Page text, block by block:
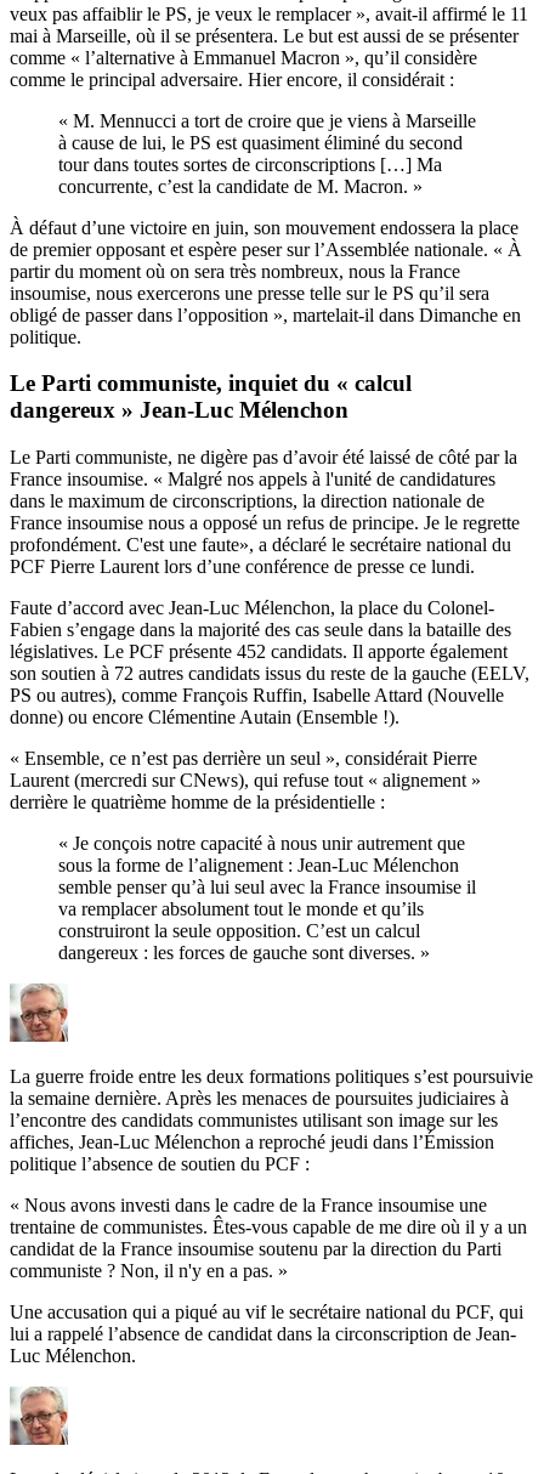
veux pas affaiblir le PS, je veux le remplacer », avait-il affirmé le 11
mai à Marseille, où il se présentera. Le but est aussi de se présenter
comme « l’alternative à Emmanuel Macron », qu’il considère
comme le principal adversaire. Hier encore, il considérait :
« M. Mennucci a tort de croire que je viens à Marseille
à cause de lui, le PS est quasiment éliminé du second
tour dans toutes sortes de circonscriptions […] Ma
concurrente, c’est la candidate de M. Macron. »
À défaut d’une victoire en juin, son mouvement endossera la place
de premier opposant et espère peser sur l’Assemblée nationale. « À
partir du moment où on sera très nombreux, nous la France
insoumise, nous exercerons une presse telle sur le PS qu’il sera
obligé de passer dans l’opposition », martelait-il dans Dimanche en
politique.
Le Parti communiste, inquiet du « calcul
dangereux » Jean-Luc Mélenchon
Le Parti communiste, ne digère pas d’avoir été laissé de côté par la
France insoumise. « Malgré nos appels à l'unité de candidatures
dans le maximum de circonscriptions, la direction nationale de
France insoumise nous a opposé un refus de principe. Je le regrette
profondément. C'est une faute», a déclaré le secrétaire national du
PCF Pierre Laurent lors d’une conférence de presse ce lundi.
Faute d’accord avec Jean-Luc Mélenchon, la place du Colonel-
Fabien s’engage dans la majorité des cas seule dans la bataille des
législatives. Le PCF présente 452 candidats. Il apporte également
son soutien à 72 autres candidats issus du reste de la gauche (EELV,
PS ou autres), comme François Ruffin, Isabelle Attard (Nouvelle
donne) ou encore Clémentine Autain (Ensemble !).
« Ensemble, ce n’est pas derrière un seul », considérait Pierre
Laurent (mercredi sur CNews), qui refuse tout « alignement »
derrière le quatrième homme de la présidentielle :
« Je conçois notre capacité à nous unir autrement que
sous la forme de l’alignement : Jean-Luc Mélenchon
semble penser qu’à lui seul avec la France insoumise il
va remplacer absolument tout le monde et qu’ils
construiront la seule opposition. C’est un calcul
dangereux : les forces de gauche sont diverses. »
La guerre froide entre les deux formations politiques s’est poursuivie
la semaine dernière. Après les menaces de poursuites judiciaires à
l’encontre des candidats communistes utilisant son image sur les
affiches, Jean-Luc Mélenchon a reproché jeudi dans l’Émission
politique l’absence de soutien du PCF :
« Nous avons investi dans le cadre de la France insoumise une
trentaine de communistes. Êtes-vous capable de me dire où il y a un
candidat de la France insoumise soutenu par la direction du Parti
communiste ? Non, il n'y en a pas. »
Une accusation qui a piqué au vif le secrétaire national du PCF, qui
lui a rappelé l’absence de candidat dans la circonscription de Jean-
Luc Mélenchon.